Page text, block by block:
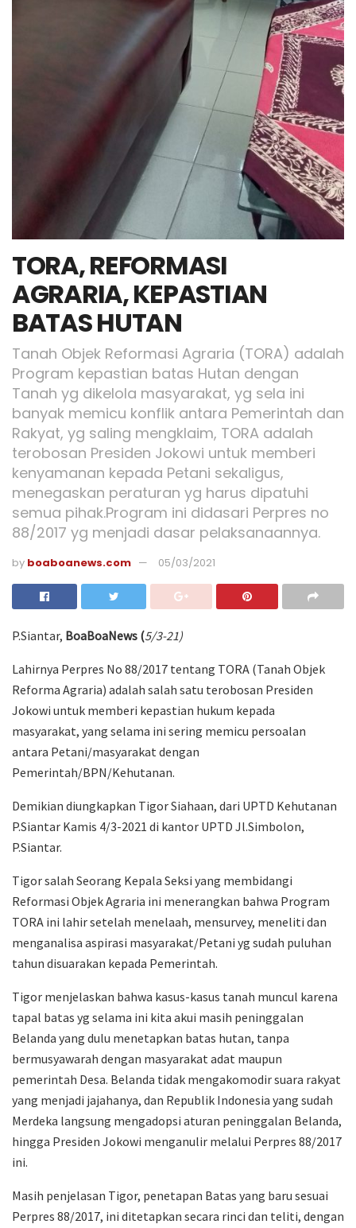
TORA, REFORMASI
AGRARIA, KEPASTIAN
BATAS HUTAN
Tanah Objek Reformasi Agraria (TORA) adalah
Program kepastian batas Hutan dengan
Tanah yg dikelola masyarakat, yg sela ini
banyak memicu konflik antara Pemerintah dan
Rakyat, yg saling mengklaim, TORA adalah
terobosan Presiden Jokowi untuk memberi
kenyamanan kepada Petani sekaligus,
menegaskan peraturan yg harus dipatuhi
semua pihak.Program ini didasari Perpres no
88/2017 yg menjadi dasar pelaksanaannya.
by boaboanews.com 05/03/2021
P.Siantar, BoaBoaNews (5/3-21)
Lahirnya Perpres No 88/2017 tentang TORA (Tanah Objek
Reforma Agraria) adalah salah satu terobosan Presiden
Jokowi untuk memberi kepastian hukum kepada
masyarakat, yang selama ini sering memicu persoalan
antara Petani/masyarakat dengan
Pemerintah/BPN/Kehutanan.
Demikian diungkapkan Tigor Siahaan, dari UPTD Kehutanan
P.Siantar Kamis 4/3-2021 di kantor UPTD Jl.Simbolon,
P.Siantar.
Tigor salah Seorang Kepala Seksi yang membidangi
Reformasi Objek Agraria ini menerangkan bahwa Program
TORA ini lahir setelah menelaah, mensurvey, meneliti dan
menganalisa aspirasi masyarakat/Petani yg sudah puluhan
tahun disuarakan kepada Pemerintah.
Tigor menjelaskan bahwa kasus-kasus tanah muncul karena
tapal batas yg selama ini kita akui masih peninggalan
Belanda yang dulu menetapkan batas hutan, tanpa
bermusyawarah dengan masyarakat adat maupun
pemerintah Desa. Belanda tidak mengakomodir suara rakyat
yang menjadi jajahanya, dan Republik Indonesia yang sudah
Merdeka langsung mengadopsi aturan peninggalan Belanda,
hingga Presiden Jokowi menganulir melalui Perpres 88/2017
ini.
Masih penjelasan Tigor, penetapan Batas yang baru sesuai
Perpres 88/2017, ini ditetapkan secara rinci dan teliti, dengan